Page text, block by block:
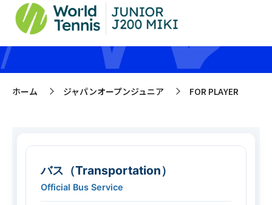
FOR PLAYER
ホーム >
ジャパンオープンジュニア >
FOR PLAYER
バス（Transportation）
Official Bus Service